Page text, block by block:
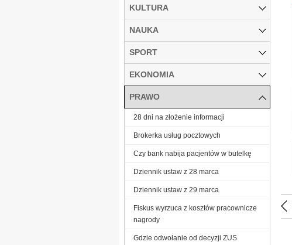
KULTURA
NAUKA
SPORT
EKONOMIA
PRAWO
28 dni na złożenie informacji
Brokerka usług pocztowych
Czy bank nabija pacjentów w butelkę
Dziennik ustaw z 28 marca
Dziennik ustaw z 29 marca
Fiskus wyrzuca z kosztów pracownicze
nagrody
Gdzie odwołanie od decyzji ZUS